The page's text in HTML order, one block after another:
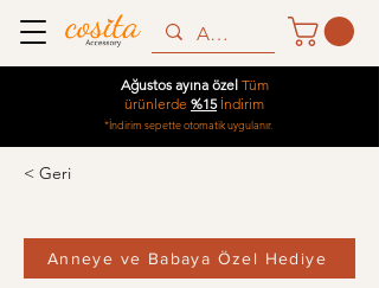
Ağustos ayına özel Tüm
ürünlerde %15İndirim
*İndirim sepette otomatik uygulanır.
< Geri
Anneye ve Babaya Özel Hediye